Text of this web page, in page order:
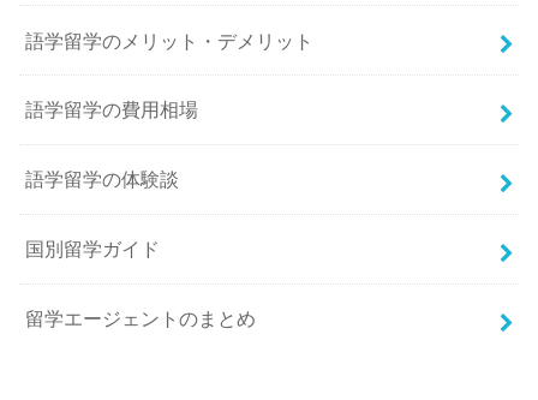
語学留学のメリット・デメリット
語学留学の費用相場
語学留学の体験談
国別留学ガイド
留学エージェントのまとめ